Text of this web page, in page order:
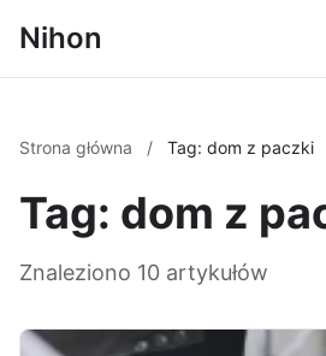
Nihon
Strona główna / Tag: dom z paczki
Tag: dom z
Znaleziono 10 artykułów